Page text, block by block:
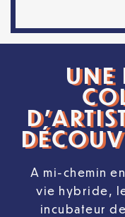
UNE
A mi-chemin
vie hybride,
incubateur